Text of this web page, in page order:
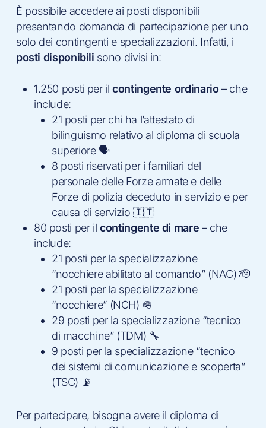
È possibile accedere ai posti disponibili
presentando domanda di partecipazione per uno
solo dei contingenti e specializzazioni. Infatti, i
posti disponibili sono divisi in:
1.250 posti per ilcontingente ordinario– che
include:
21 posti per chi ha l’attestato di
bilinguismo relativo al diploma di scuola
superiore 🗣
8 posti riservati per i familiari del
personale delle Forze armate e delle
Forze di polizia deceduto in servizio e per
causa di servizio 🇮🇹
80 posti per ilcontingente di mare – che
include:
21 posti per la specializzazione
“nocchiere abilitato al comando” (NAC) 🫡
21 posti per la specializzazione
“nocchiere” (NCH) 🪖
29 posti per la specializzazione “tecnico
di macchine” (TDM) 🔧
9 posti per la specializzazione “tecnico
dei sistemi di comunicazione e scoperta”
(TSC) 📡
Per partecipare, bisogna avere il diploma di